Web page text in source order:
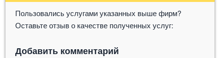
Пользовались услугами указанных выше фирм?
Оставьте отзыв о качестве полученных услуг:
Добавить комментарий